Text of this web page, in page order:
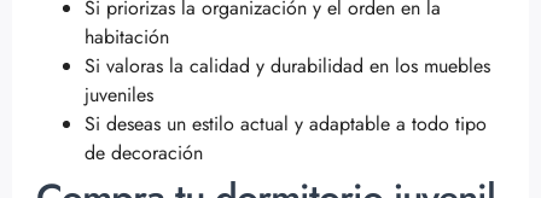
Si priorizas la organización y el orden en la
habitación
Si valoras la calidad y durabilidad en los muebles
juveniles
Si deseas un estilo actual y adaptable a todo tipo
de decoración